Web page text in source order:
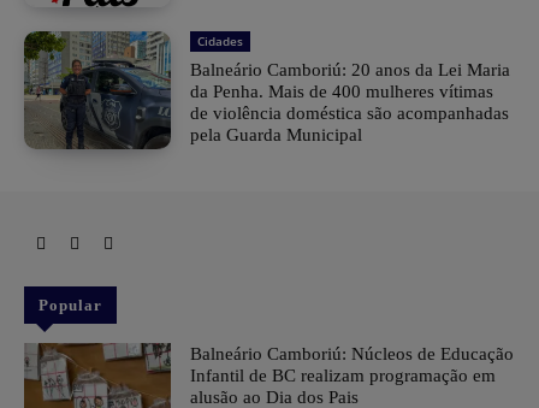
Cidades
Balneário Camboriú: 20 anos da Lei Maria
da Penha. Mais de 400 mulheres vítimas
de violência doméstica são acompanhadas
pela Guarda Municipal
Popular
Balneário Camboriú: Núcleos de Educação
Infantil de BC realizam programação em
alusão ao Dia dos Pais